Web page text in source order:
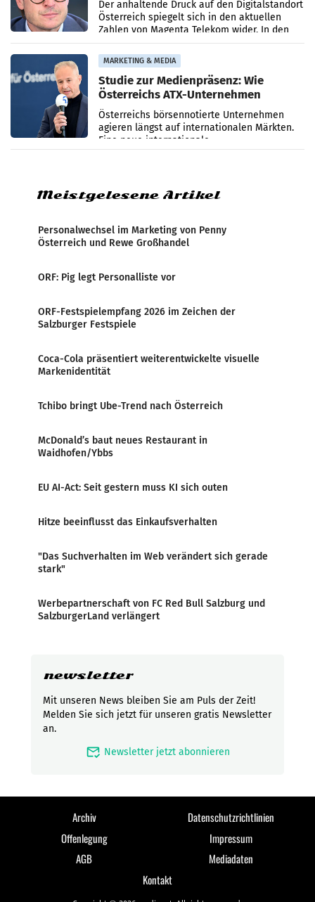
Der anhaltende Druck auf den Digitalstandort
Österreich spiegelt sich in den aktuellen
Zahlen von Magenta Telekom wider. In den
ersten sechs Monaten des laufenden Jahres
verzeichnete
MARKETING & MEDIA
Studie zur Medienpräsenz: Wie
Österreichs ATX-Unternehmen
international wahrgenommen
werden
Österreichs börsennotierte Unternehmen
agieren längst auf internationalen Märkten.
Eine neue internationale
Medienresonanzanalyse untersucht die
Meistgelesene Artikel
Personalwechsel im Marketing von Penny
Österreich und Rewe Großhandel
ORF: Pig legt Personalliste vor
ORF-Festspielempfang 2026 im Zeichen der
Salzburger Festspiele
Coca-Cola präsentiert weiterentwickelte visuelle
Markenidentität
Tchibo bringt Ube-Trend nach Österreich
McDonald’s baut neues Restaurant in
Waidhofen/Ybbs
EU AI-Act: Seit gestern muss KI sich outen
Hitze beeinflusst das Einkaufsverhalten
"Das Suchverhalten im Web verändert sich gerade
stark"
Werbepartnerschaft von FC Red Bull Salzburg und
SalzburgerLand verlängert
newsletter
Mit unseren News bleiben Sie am Puls der Zeit!
Melden Sie sich jetzt für unseren gratis Newsletter
an.
mark_email_read Newsletter jetzt abonnieren
Archiv
Datenschutzrichtlinien
Offenlegung
Impressum
AGB
Mediadaten
Kontakt